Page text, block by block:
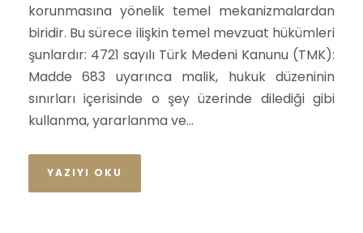
korunmasına yönelik temel mekanizmalardan
biridir. Bu sürece ilişkin temel mevzuat hükümleri
şunlardır: 4721 sayılı Türk Medeni Kanunu (TMK):
Madde 683 uyarınca malik, hukuk düzeninin
sınırları içerisinde o şey üzerinde dilediği gibi
kullanma, yararlanma ve...
YAZIYI OKU